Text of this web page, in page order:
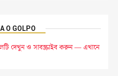
O GOLPO
দেখুন ও সাবস্ক্রাইব করুন — এখানে